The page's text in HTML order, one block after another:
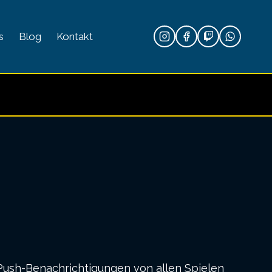
Blog Kontakt
Benachrichtigungen von allen Spielen